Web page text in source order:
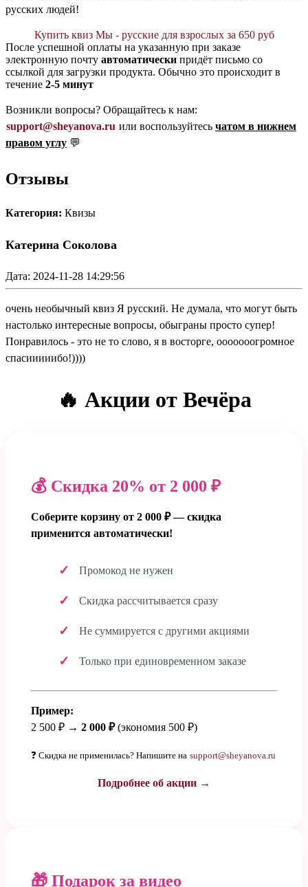
русских людей!
Купить квиз Мы - русские для взрослых за 650 руб
После успешной оплаты на указанную при заказе
электронную почту автоматически придёт письмо со
ссылкой для загрузки продукта. Обычно это происходит в
течение 2-5 минут
Возникли вопросы? Обращайтесь к нам:
support@sheyanova.ru или воспользуйтесь чатом в нижнем
правом углу 💬
Отзывы
Категория: Квизы
Катерина Соколова
Дата: 2024-11-28 14:29:56
очень необычный квиз Я русский. Не думала, что могут быть
настолько интересные вопросы, обыграны просто супер!
Понравилось - это не то слово, я в восторге, ооооооогромное
спасииииибо!))))
🔥 Акции от Вечёра
💰 Скидка 20% от 2 000 ₽
Соберите корзину от 2 000 ₽ — скидка
применится автоматически!
Промокод не нужен
Скидка рассчитывается сразу
Не суммируется с другими акциями
Только при единовременном заказе
Пример:
2 500 ₽ → 2 000 ₽(экономия 500 ₽)
❓ Скидка не применилась? Напишите на support@sheyanova.ru
Подробнее об акции →
🎁 Подарок за видео